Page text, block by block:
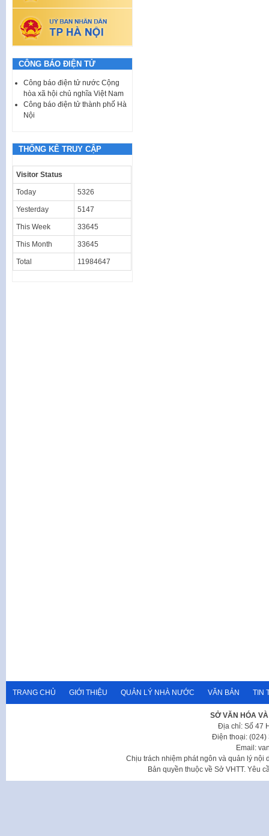
CÔNG BÁO ĐIỆN TỬ
Công báo điện tử nước Cộng
hòa xã hội chủ nghĩa Việt Nam
Công báo điện tử thành phố Hà
Nội
THỐNG KÊ TRUY CẬP
Visitor Status
Today 5326
Yesterday 5147
This Week 33645
This Month 33645
Total 11984647
TRANG CHỦ GIỚI THIỆU QUẢN LÝ NHÀ NƯỚC VĂN BẢN TIN
SỞ VĂN HÓA
Địa chỉ: Số 47
Điện thoại: (024)
Email:
Chịu trách nhiệm phát ngôn và quản lý nội
Bản quyền thuộc về Sở VHTT. Yêu